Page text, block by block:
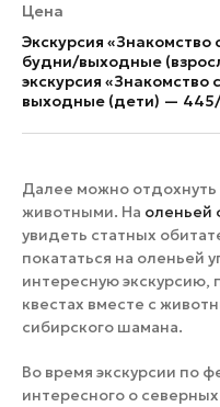
Цена
Экскурсия
будни/выходные
экскурсия
выходные (дети) —
Далее можно
животными. На оленьей
увидеть статных
покататься на оленьей
интересную экскурсию,
квестах вместе с
сибирского шамана.
Во время экскурсии по
интересного о